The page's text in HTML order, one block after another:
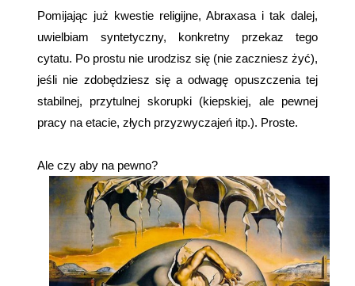
Pomijając już kwestie religijne, Abraxasa i tak dalej,
uwielbiam syntetyczny, konkretny przekaz tego
cytatu. Po prostu nie urodzisz się (nie zaczniesz żyć),
jeśli nie zdobędziesz się a odwagę opuszczenia tej
stabilnej, przytulnej skorupki (kiepskiej, ale pewnej
pracy na etacie, złych przyzwyczajeń itp.). Proste.
Ale czy aby na pewno?